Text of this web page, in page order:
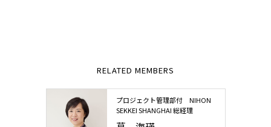
RELATED MEMBERS
プロジェクト管理部付 NIHON
SEKKEI SHANGHAI 総経理